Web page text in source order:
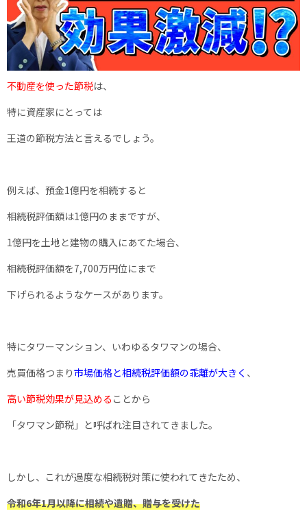
不動産を使った節税は、
特に資産家にとっては
王道の節税方法と言えるでしょう。
例えば、預金1億円を相続すると
相続税評価額は1億円のままですが、
1億円を土地と建物の購入にあてた場合、
相続税評価額を7,700万円位にまで
下げられるようなケースがあります。
特にタワーマンション、いわゆるタワマンの場合、
売買価格つまり市場価格と相続税評価額の乖離が大きく 、
高い節税効果が見込める ことから
「タワマン節税」と呼ばれ注目されてきました。
しかし、これが過度な相続税対策に使われてきたため、
令和6年1月以降に相続や遺贈、贈与を受けた